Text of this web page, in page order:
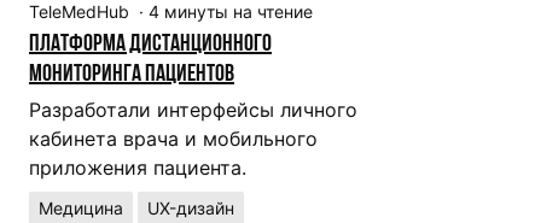
TeleMedHub · 4 минуты на чтение
Платформа дистанционного
мониторинга пациентов
Разработали интерфейсы личного
кабинета врача и мобильного
приложения пациента.
Медицина
UX-дизайн